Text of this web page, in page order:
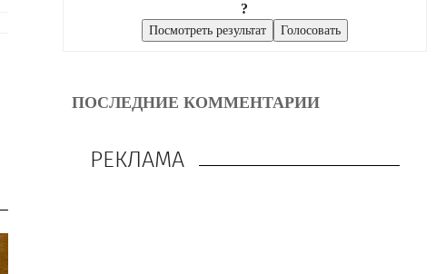
?
ПОСЛЕДНИЕ КОММЕНТАРИИ
РЕКЛАМА